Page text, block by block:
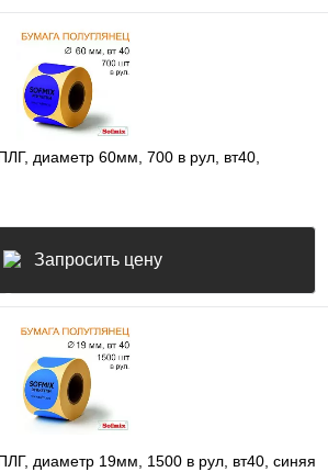
диаметр 60мм, 700 в рул, вт40,
Запросить цену
диаметр 19мм, 1500 в рул, вт40, синяя